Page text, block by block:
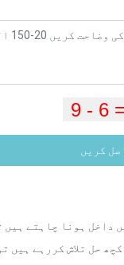
کریں
داخل ہونا چاہتے ہیں
حل تلاش کررہے ہیں